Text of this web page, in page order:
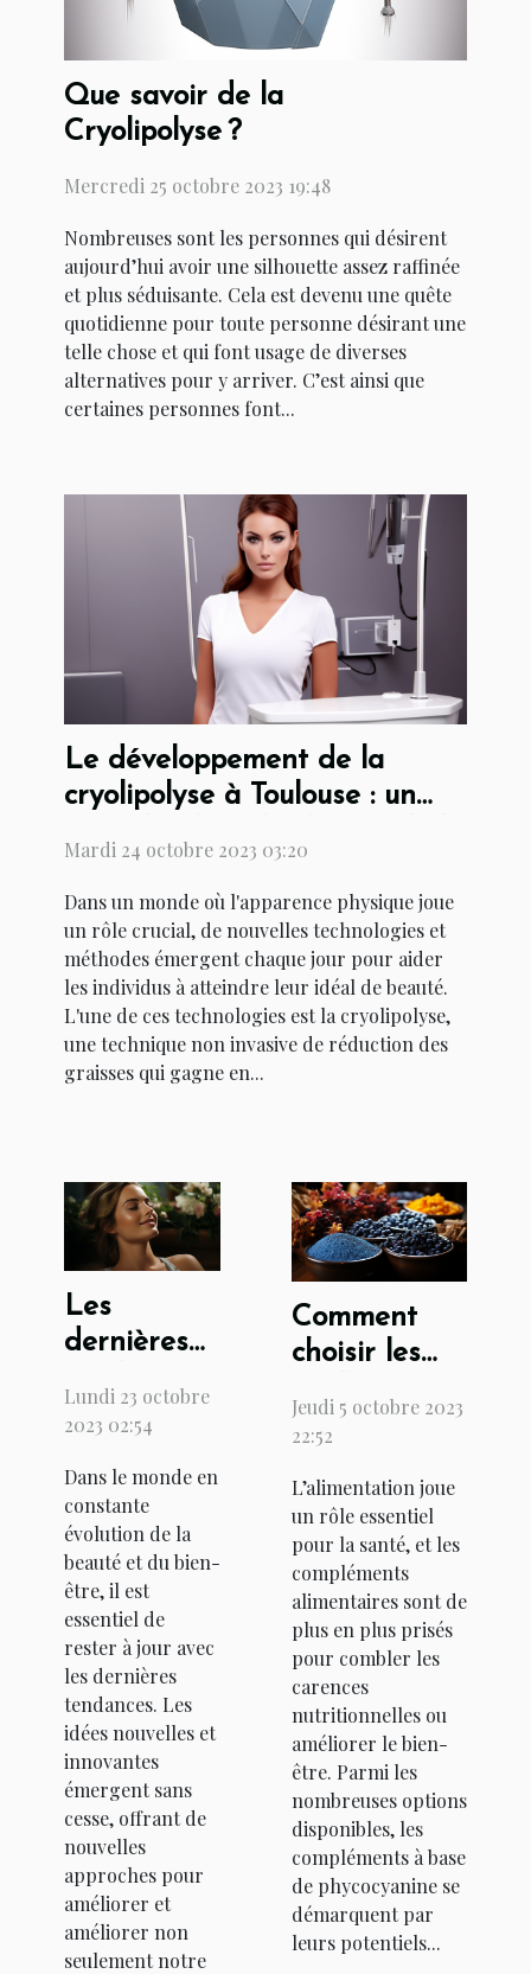
Que savoir de la
Cryolipolyse ?
Mercredi 25 octobre 2023 19:48
Nombreuses sont les personnes qui désirent
aujourd’hui avoir une silhouette assez raffinée
et plus séduisante. Cela est devenu une quête
quotidienne pour toute personne désirant une
telle chose et qui font usage de diverses
alternatives pour y arriver. C’est ainsi que
certaines personnes font...
Le développement de la
cryolipolyse à Toulouse : un
beauté
Mardi 24 octobre 2023 03:20
Dans un monde où l'apparence physique joue
un rôle crucial, de nouvelles technologies et
méthodes émergent chaque jour pour aider
les individus à atteindre leur idéal de beauté.
L'une de ces technologies est la cryolipolyse,
une technique non invasive de réduction des
graisses qui gagne en...
Les
dernières
en matière
et de bien-
être
Lundi 23 octobre
2023 02:54
Dans le monde en
constante
évolution de la
beauté et du bien-
être, il est
essentiel de
rester à jour avec
les dernières
tendances. Les
idées nouvelles et
innovantes
émergent sans
cesse, offrant de
nouvelles
approches pour
améliorer et
améliorer non
seulement notre
Comment
choisir les
compléments
à base de
phycocyanine
?
Jeudi 5 octobre 2023
22:52
L’alimentation joue
un rôle essentiel
pour la santé, et les
compléments
alimentaires sont de
plus en plus prisés
pour combler les
carences
nutritionnelles ou
améliorer le bien-
être. Parmi les
nombreuses options
disponibles, les
compléments à base
de phycocyanine se
démarquent par
leurs potentiels...